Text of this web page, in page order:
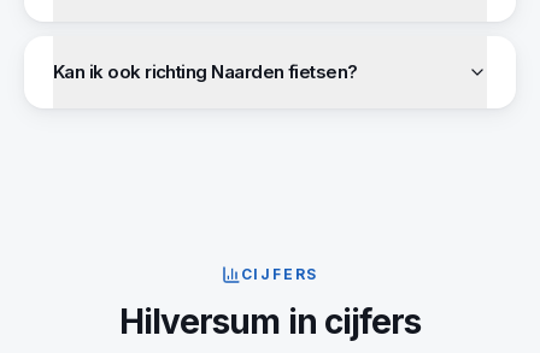
Kan ik ook richting Naarden fietsen?
CIJFERS
Hilversum in cijfers